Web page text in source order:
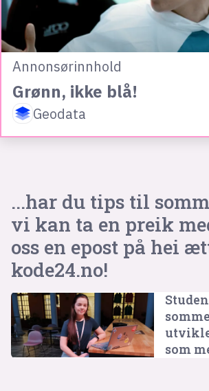
Annonsørinnhold
Grønn, ikke blå!
Geodata
...har du tips til
vi kan ta en preik
oss en epost på hei
kode24.no!
som